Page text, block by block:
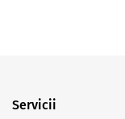
Servicii